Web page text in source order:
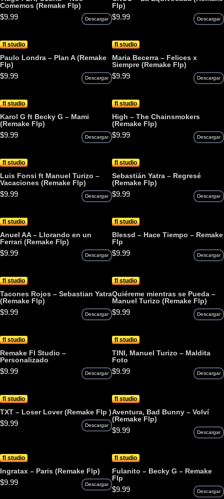
Comemos (Remake Flp)
$9.99 Descargar
Flp)
$9.99 Descargar
fl studio
Paulo Londra – Plan A (Remake
Flp)
$9.99 Descargar
fl studio
Maria Becerra – Felices x
Siempre (Remake Flp)
$9.99 Descargar
fl studio
Karol G ft Becky G – Mami
(Remake Flp)
$9.99 Descargar
fl studio
High – The Chainsmokers
(Remake Flp)
$9.99 Descargar
fl studio
Luis Fonsi ft Manuel Turizo –
Vacaciones (Remake Flp)
$9.99 Descargar
fl studio
Sebastián Yatra – Regresé
(Remake Flp)
$9.99 Descargar
fl studio
Anuel AA – Llorando en un
Ferrari (Remake Flp)
$9.99 Descargar
fl studio
Blessd – Hace Tiempo – Remake
Flp
$9.99 Descargar
fl studio
Tacones Rojos – Sebastian Yatra
(Remake Flp)
$9.99 Descargar
fl studio
Quiéreme mientras se Pueda –
Manuel Turizo (Remake Flp)
$9.99 Descargar
fl studio
Remake Fl Studio –
Personalizado
$9.99 Descargar
fl studio
TINI, Manuel Turizo – Maldita
Foto
$9.99 Descargar
fl studio
TXT – Loser Lover (Remake Flp )
$9.99 Descargar
fl studio
Aventura, Bad Bunny – Volví
(Remake Flp)
$9.99 Descargar
fl studio
Ingratax – Paris (Remake Flp)
$9.99 Descargar
fl studio
Fulanito – Becky G – Remake
Flp
$9.99 Descargar